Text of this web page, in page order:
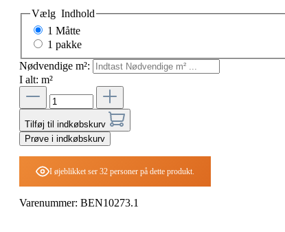
Vælg Indhold
1 Måtte
1 pakke
Nødvendige m²:
I alt: m²
Tilføj til indkøbskurv
Prøve i indkøbskurv
I øjeblikket ser 32 personer på dette produkt.
Varenummer: BEN10273.1